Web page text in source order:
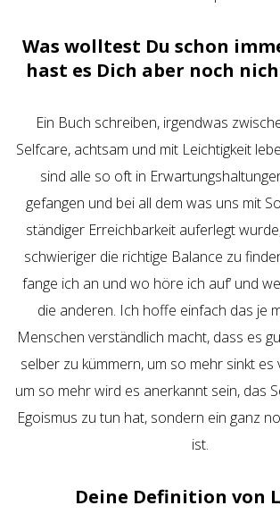
Was wolltest Du schon
hast es Dich aber noch
Ein Buch schreiben, irgendwas
Selfcare, achtsam und mit Leichtigkeit
sind alle so oft in
gefangen und bei all dem was uns mit
ständiger Erreichbarkeit auferlegt
schwieriger die richtige Balance zu
fange ich an und wo höre ich auf‘ und
die anderen. Ich hoffe einfach das je
Menschen verständlich macht, dass es
selber zu kümmern, um so mehr sinkt es
um so mehr wird es anerkannt sein, das
Egoismus zu tun hat, sondern ein ganz
ist.
Deine Definition von